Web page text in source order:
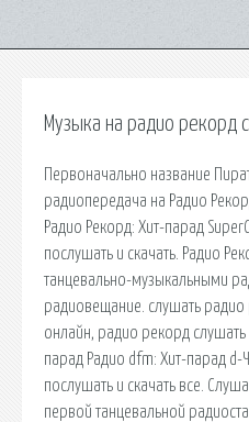
Музыка на радио рекорд
Первоначально название
радиопередача на Радио
Радио Рекорд: Хит-парад
послушать и скачать. Радио
танцевально-музыкальными
радиовещание. слушать
онлайн, радио рекорд
парад Радио dfm: Хит-парад d-
послушать и скачать все.
первой танцевальной